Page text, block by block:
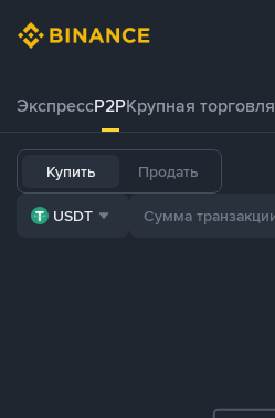
ЭкспрессP2PКрупная торговля
Купить Продать
USDT